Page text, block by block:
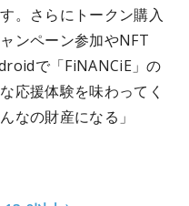
。さらにトークン購入
ンペーン参加やNFT
で「FiNANCiE」の
応援体験を味わってく
なの財産になる」